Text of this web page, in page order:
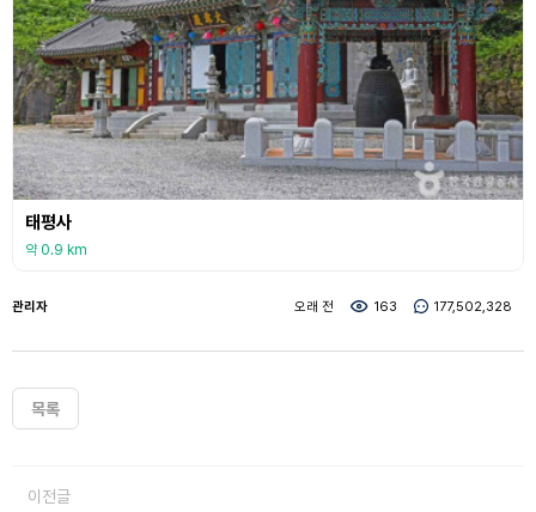
태평사
약 0.9 km
관리자 오래 전 163 177,502,328
목록
이전글